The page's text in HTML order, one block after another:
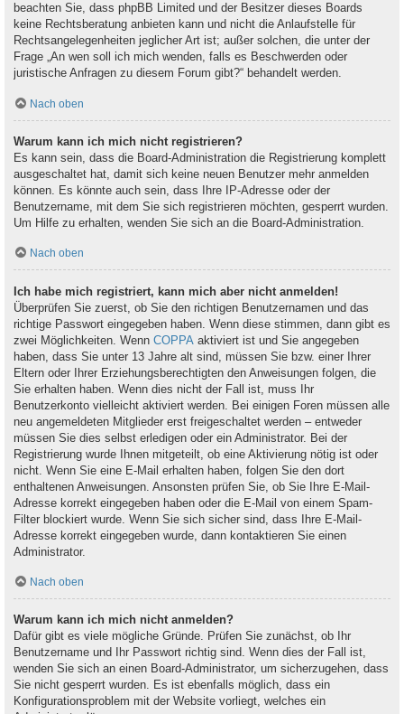
beachten Sie, dass phpBB Limited und der Besitzer dieses Boards
keine Rechtsberatung anbieten kann und nicht die Anlaufstelle für
Rechtsangelegenheiten jeglicher Art ist; außer solchen, die unter der
Frage „An wen soll ich mich wenden, falls es Beschwerden oder
juristische Anfragen zu diesem Forum gibt?“ behandelt werden.
Nach oben
Warum kann ich mich nicht registrieren?
Es kann sein, dass die Board-Administration die Registrierung komplett
ausgeschaltet hat, damit sich keine neuen Benutzer mehr anmelden
können. Es könnte auch sein, dass Ihre IP-Adresse oder der
Benutzername, mit dem Sie sich registrieren möchten, gesperrt wurden.
Um Hilfe zu erhalten, wenden Sie sich an die Board-Administration.
Nach oben
Ich habe mich registriert, kann mich aber nicht anmelden!
Überprüfen Sie zuerst, ob Sie den richtigen Benutzernamen und das
richtige Passwort eingegeben haben. Wenn diese stimmen, dann gibt es
zwei Möglichkeiten. Wenn COPPA aktiviert ist und Sie angegeben
haben, dass Sie unter 13 Jahre alt sind, müssen Sie bzw. einer Ihrer
Eltern oder Ihrer Erziehungsberechtigten den Anweisungen folgen, die
Sie erhalten haben. Wenn dies nicht der Fall ist, muss Ihr
Benutzerkonto vielleicht aktiviert werden. Bei einigen Foren müssen alle
neu angemeldeten Mitglieder erst freigeschaltet werden – entweder
müssen Sie dies selbst erledigen oder ein Administrator. Bei der
Registrierung wurde Ihnen mitgeteilt, ob eine Aktivierung nötig ist oder
nicht. Wenn Sie eine E-Mail erhalten haben, folgen Sie den dort
enthaltenen Anweisungen. Ansonsten prüfen Sie, ob Sie Ihre E-Mail-
Adresse korrekt eingegeben haben oder die E-Mail von einem Spam-
Filter blockiert wurde. Wenn Sie sich sicher sind, dass Ihre E-Mail-
Adresse korrekt eingegeben wurde, dann kontaktieren Sie einen
Administrator.
Nach oben
Warum kann ich mich nicht anmelden?
Dafür gibt es viele mögliche Gründe. Prüfen Sie zunächst, ob Ihr
Benutzername und Ihr Passwort richtig sind. Wenn dies der Fall ist,
wenden Sie sich an einen Board-Administrator, um sicherzugehen, dass
Sie nicht gesperrt wurden. Es ist ebenfalls möglich, dass ein
Konfigurationsproblem mit der Website vorliegt, welches ein